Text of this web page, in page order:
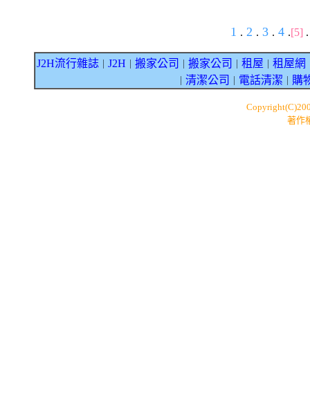
1 . 2 . 3 . 4 .[5]
J2H流行雜誌 J2H 搬家公司 搬家公司 租屋 租屋網
清潔公司 電話清潔 購
著作